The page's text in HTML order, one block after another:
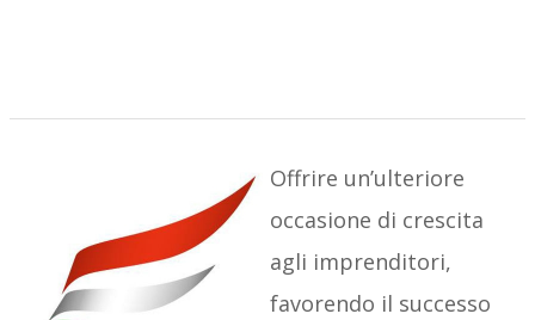
Offrire un’ulteriore
occasione di crescita
agli imprenditori,
favorendo il successo